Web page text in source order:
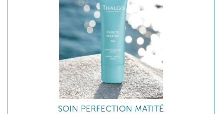
SOIN PERFECTION MATITÉ